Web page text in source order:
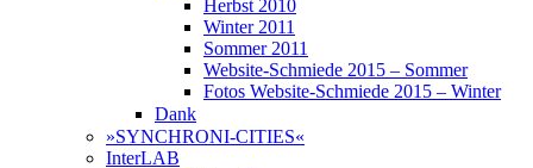
Herbst 2010
Winter 2011
Sommer 2011
Website-Schmiede 2015 – Sommer
Fotos Website-Schmiede 2015 – Winter
Dank
»SYNCHRONI-CITIES«
InterLAB